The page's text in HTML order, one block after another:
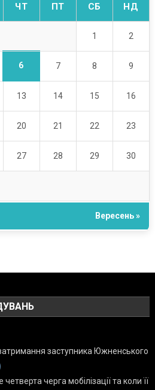
ЧТ ПТ СБ НД
1 2
6 7 8 9
13 14 15 16
20 21 22 23
27 28 29 30
Вересень »
заступника Южненського
черга мобілізації та коли її